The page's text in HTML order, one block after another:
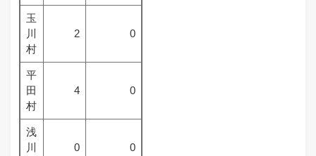
玉
川
村
2 0
平
田
村
4 0
浅
川
0 0